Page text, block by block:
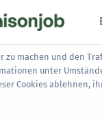
zu machen und den
unter
Cookies ablehnen,